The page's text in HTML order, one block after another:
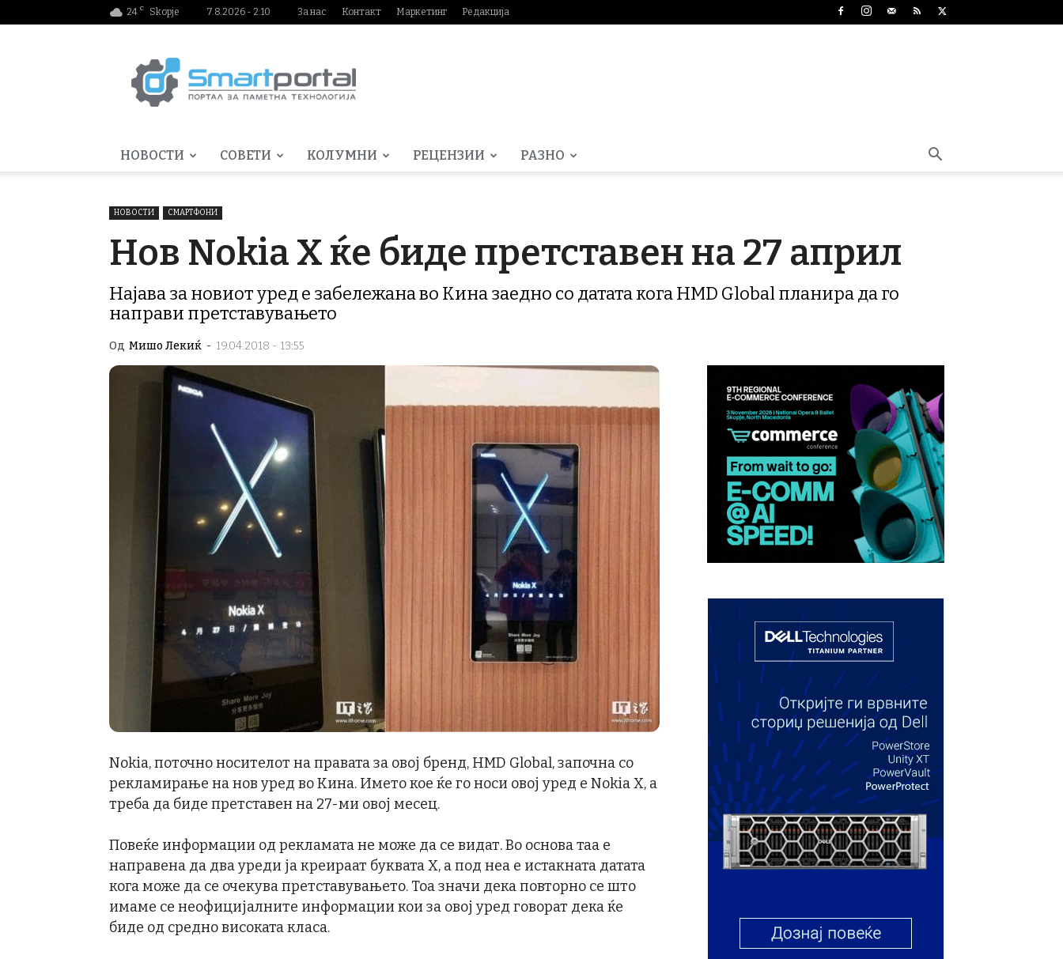
24 C Skopje 7.8.2026 - 2:10 За нас Контакт Маркетинг Редакција
НОВОСТИ СОВЕТИ КОЛУМНИ РЕЦЕНЗИИ РАЗНО
НОВОСТИ СМАРТФОНИ
Нов Nokia X ќе биде претставен на 27 април
Најава за новиот уред е забележана во Кина заедно со датата кога HMD Global планира да го
направи претставувањето
Од Мишо Лекиќ - 19.04.2018 - 13:55
Nokia, поточно носителот на правата за овој бренд, HMD Global, започна со
рекламирање на нов уред во Кина. Името кое ќе го носи овој уред е Nokia X, а
треба да биде претставен на 27-ми овој месец.
Повеќе информации од рекламата не може да се видат. Во основа таа е
направена да два уреди ја креираат буквата X, а под неа е истакната датата
кога може да се очекува претставувањето. Тоа значи дека повторно се што
имаме се неофицијалните информации кои за овој уред говорат дека ќе
биде од средно високата класа.